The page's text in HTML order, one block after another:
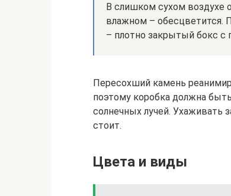
В слишком сухом воздухе
влажном – обесцветится.
– плотно закрытый бокс с
Пересохший камень
поэтому коробка должна
солнечных лучей. Ухаживать
стоит.
Цвета и виды